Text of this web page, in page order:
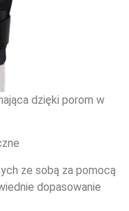
dzięki porom w
ze sobą za pomocą
dopasowanie